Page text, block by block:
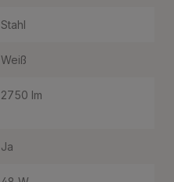
Stahl
Weiß
2750 lm
Ja